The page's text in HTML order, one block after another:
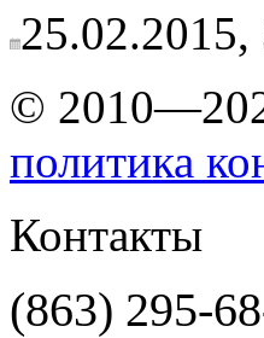
25.02.2015,
©
политика
Контакты
(863) 295-